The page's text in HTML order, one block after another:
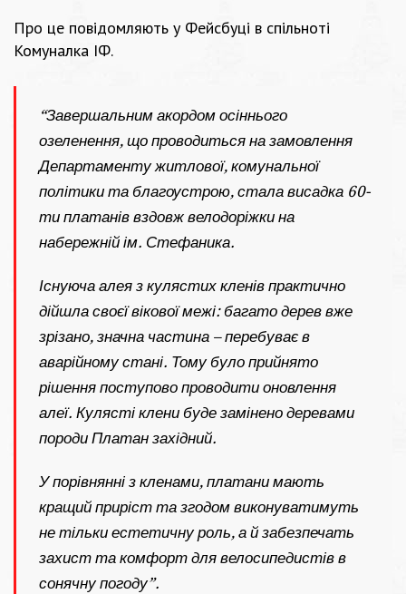
Про це повідомляють у Фейсбуці в спільноті
Комуналка ІФ.
“Завершальним акордом осіннього
озеленення, що проводиться на замовлення
Департаменту житлової, комунальної
політики та благоустрою, стала висадка 60-
ти платанів вздовж велодоріжки на
набережній ім. Стефаника.
Існуюча алея з кулястих кленів практично
дійшла своєї вікової межі: багато дерев вже
зрізано, значна частина – перебуває в
аварійному стані. Тому було прийнято
рішення поступово проводити оновлення
алеї. Кулясті клени буде замінено деревами
породи Платан західний.
У порівнянні з кленами, платани мають
кращий приріст та згодом виконуватимуть
не тільки естетичну роль, а й забезпечать
захист та комфорт для велосипедистів в
сонячну погоду”.